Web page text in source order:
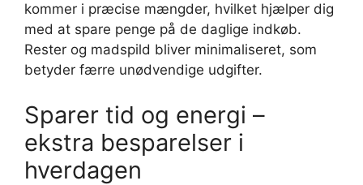
kommer i præcise mængder, hvilket hjælper dig
med at spare penge på de daglige indkøb.
Rester og madspild bliver minimaliseret, som
betyder færre unødvendige udgifter.
Sparer tid og energi –
ekstra besparelser i
hverdagen